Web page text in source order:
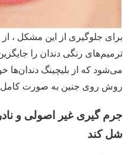
برای جلوگیری از این مشکل ،
ترمیم‌های رنگی دندان را
می‌شود که از بلیچینگ دندان‌ها
روش روی جنین به صورت
جرم گیری غیر اصولی و
شل کند